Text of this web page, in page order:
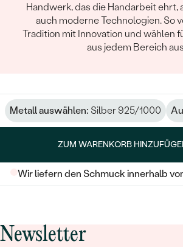
Handwerk, das die Handarbeit ehrt,
auch moderne Technologien. So
Tradition mit Innovation und wählen
aus jedem Bereich
Metall auswählen: Silber 925/1000
ZUM WARENKORB
Wir liefern den Schmuck innerhalb
Newsletter